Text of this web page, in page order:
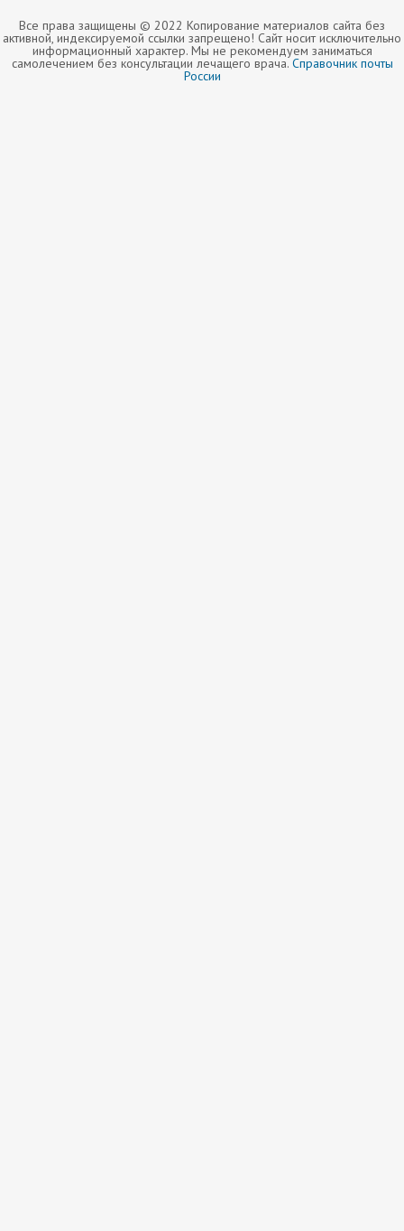
Все права защищены © 2022 Копирование материалов сайта без
активной, индексируемой ссылки запрещено! Сайт носит исключительно
информационный характер. Мы не рекомендуем заниматься
самолечением без консультации лечащего врача.Справочник почты
России